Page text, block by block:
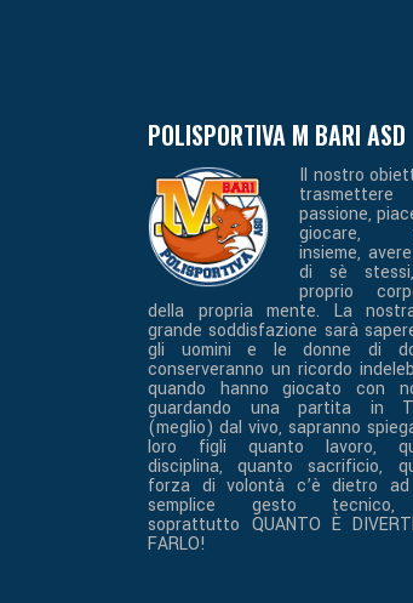
POLISPORTIVA M BARI ASD
Il nostro
trasmettere
passione,
giocare,
insieme,
di sè
proprio
della propria mente. La
grande soddisfazione sarà
gli uomini e le donne di
conserveranno un ricordo
quando hanno giocato con
guardando una partita in
(meglio) dal vivo, sapranno
loro figli quanto lavoro,
disciplina, quanto sacrificio,
forza di volontà c’è dietro ad
semplice gesto
soprattutto QUANTO È
FARLO!